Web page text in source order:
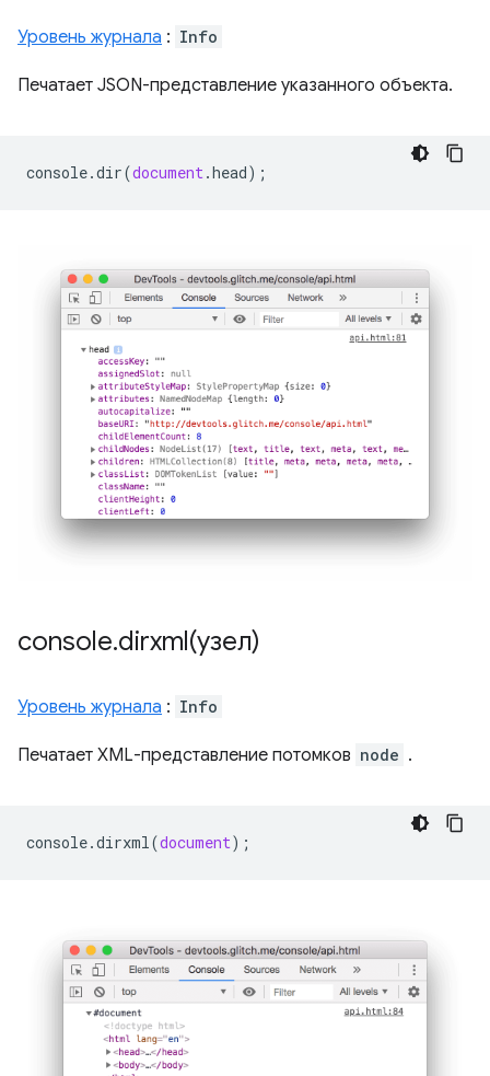
Уровень журнала : Info
Печатает JSON-представление указанного объекта.
console.dir(document.head);
console.dirxml(узел)
Уровень журнала : Info
Печатает XML-представление потомков node .
console.dirxml(document);